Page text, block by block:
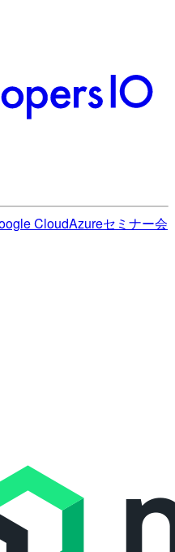
CloudAzureセミナー会